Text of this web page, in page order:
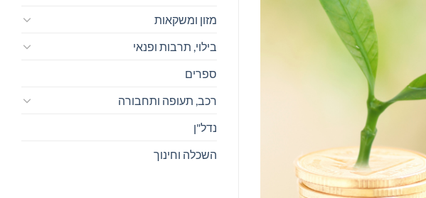
מזון ומשקאות
בילוי, תרבות ופנאי
ספרים
רכב, תעופה ותחבורה
נדל"ן
השכלה וחינוך